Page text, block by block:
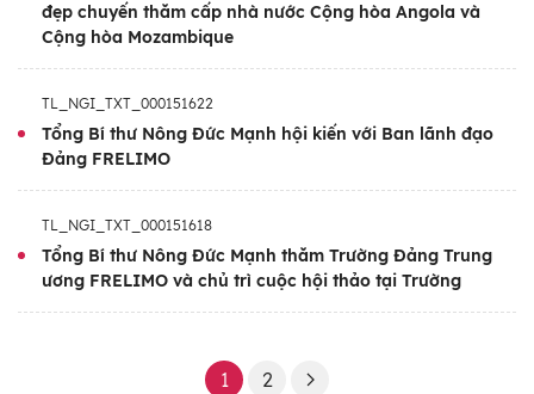
đẹp chuyến thăm cấp nhà nước Cộng hòa Angola và
Cộng hòa Mozambique
TL_NGI_TXT_000151622
Tổng Bí thư Nông Đức Mạnh hội kiến với Ban lãnh đạo
Đảng FRELIMO
TL_NGI_TXT_000151618
Tổng Bí thư Nông Đức Mạnh thăm Trường Đảng Trung
ương FRELIMO và chủ trì cuộc hội thảo tại Trường
1 2